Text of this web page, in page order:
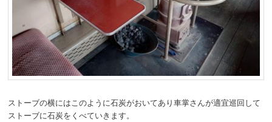
ストーブの横にはこのように石炭がおいてあり車掌さんが適宜巡回して
ストーブに石炭をくべていきます。